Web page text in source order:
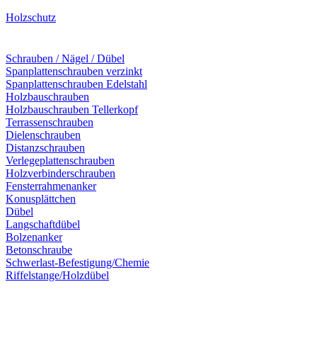
Holzschutz
Schrauben / Nägel / Dübel
Spanplattenschrauben verzinkt
Spanplattenschrauben Edelstahl
Holzbauschrauben
Holzbauschrauben Tellerkopf
Terrassenschrauben
Dielenschrauben
Distanzschrauben
Verlegeplattenschrauben
Holzverbinderschrauben
Fensterrahmenanker
Konusplättchen
Dübel
Langschaftdübel
Bolzenanker
Betonschraube
Schwerlast-Befestigung/Chemie
Riffelstange/Holzdübel